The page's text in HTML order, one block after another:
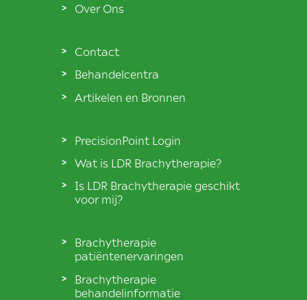
Over Ons
Contact
Behandelcentra
Artikelen en Bronnen
PrecisionPoint Login
Wat is LDR Brachytherapie?
Is LDR Brachytherapie geschikt
voor mij?
Brachytherapie
patiëntenervaringen
Brachytherapie
behandelinformatie